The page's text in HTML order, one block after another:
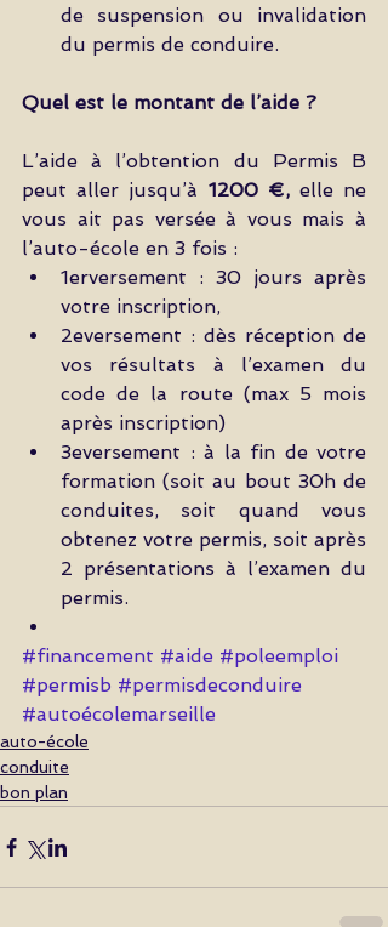
de suspension ou invalidation
du permis de conduire.
Quel est le montant de l’aide ?
L’aide à l’obtention du Permis B
peut aller jusqu’à 1200 €, elle ne
vous ait pas versée à vous mais à
l’auto-école en 3 fois :
1erversement : 30 jours après
votre inscription,
2eversement : dès réception de
vos résultats à l’examen du
code de la route (max 5 mois
après inscription)
3eversement : à la fin de votre
formation (soit au bout 30h de
conduites, soit quand vous
obtenez votre permis, soit après
2 présentations à l’examen du
permis.
#financement #aide #poleemploi
#permisb #permisdeconduire
#autoécolemarseille
auto-école
conduite
bon plan